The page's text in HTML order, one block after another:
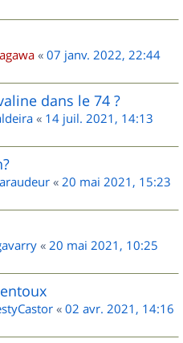
« 07 janv. 2022, 22:44
dans le 74 ?
« 14 juil. 2021, 14:13
« 20 mai 2021, 15:23
« 20 mai 2021, 10:25
« 02 avr. 2021, 14:16